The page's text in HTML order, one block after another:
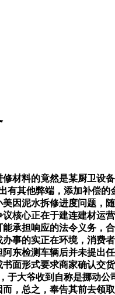
料的竟然是某厨卫设备
有其他弊端，添加补偿
因泥水拆修进度问题，
核心正在于建连建材运
承担响应的法令义务，
事的实正在环境，消费
东检测车辆后并未提出
面形式要求商家确认交
于大爷收到自称是挪动
，总之，奉告其前去领